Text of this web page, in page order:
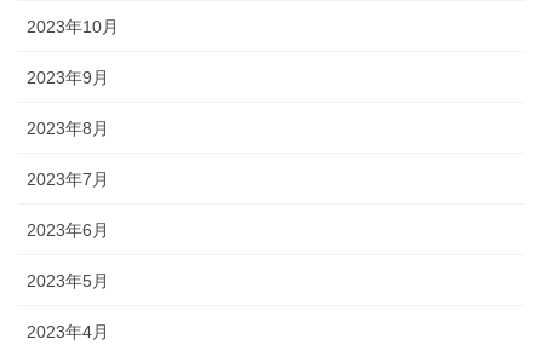
2023年10月
2023年9月
2023年8月
2023年7月
2023年6月
2023年5月
2023年4月